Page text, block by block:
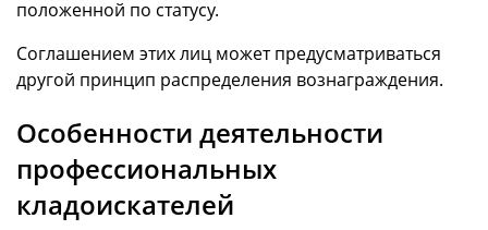
положенной по статусу.
Соглашением этих лиц может предусматриваться
другой принцип распределения вознаграждения.
Особенности деятельности
профессиональных
кладоискателей